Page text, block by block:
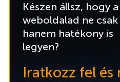
Készen állsz, hogy a
weboldalad ne csak
hanem hatékony is
legyen?
Iratkozz fel és